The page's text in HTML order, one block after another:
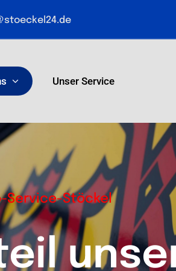
Unser Service
Service-Stöckel